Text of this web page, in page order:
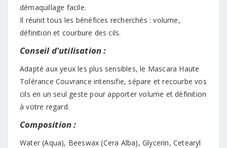
démaquillage facile.
Il réunit tous les bénéfices recherchés : volume,
définition et courbure des cils.
Conseil d'utilisation :
Adapté aux yeux les plus sensibles, le Mascara Haute
Tolérance Couvrance intensifie, sépare et recourbe vos
cils en un seul geste pour apporter volume et définition
à votre regard.
Composition :
Water (Aqua), Beeswax (Cera Alba), Glycerin, Cetearyl